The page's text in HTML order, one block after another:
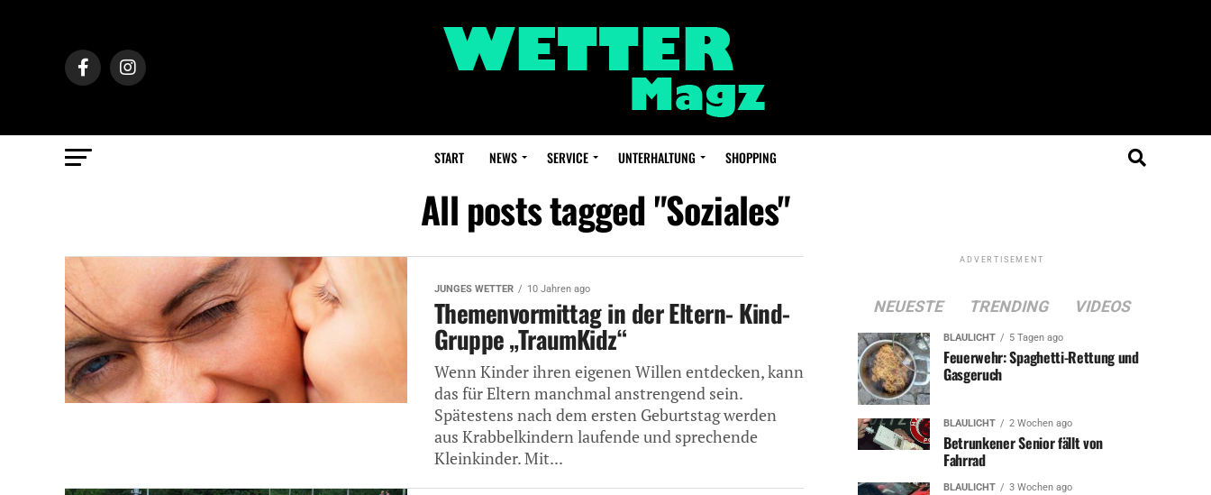
START NEWS SERVICE UNTERHALTUNG SHOPPING
All posts tagged "Soziales"
JUNGES WETTER 10 Jahren ago
Themenvormittag in der Eltern- Kind-
Gruppe „TraumKidz“
Wenn Kinder ihren eigenen Willen entdecken, kann
das für Eltern manchmal anstrengend sein.
Spätestens nach dem ersten Geburtstag werden
aus Krabbelkindern laufende und sprechende
Kleinkinder. Mit...
ADVERTISEMENT
NEUESTE TRENDING VIDEOS
BLAULICHT 5 Tagen ago
Feuerwehr: Spaghetti-Rettung und
Gasgeruch
BLAULICHT 2 Wochen ago
Betrunkener Senior fällt von
Fahrrad
BLAULICHT 3 Wochen ago